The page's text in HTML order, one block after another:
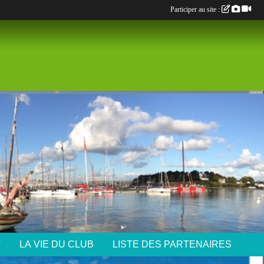
LA VIE DU CLUB LISTE DES PARTENAIRES
Participer au site :